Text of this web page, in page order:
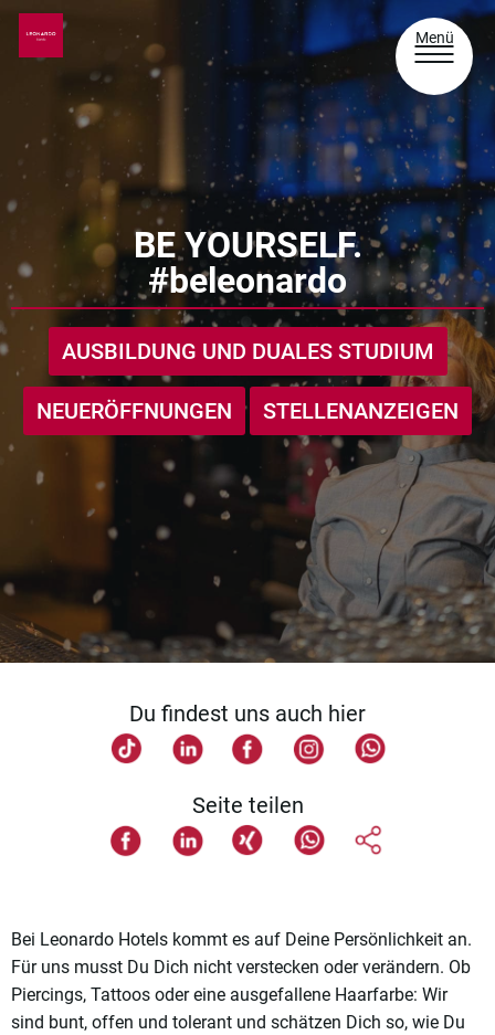
Menü
BE YOURSELF.
#beleonardo
AUSBILDUNG UND DUALES STUDIUM
NEUERÖFFNUNGEN STELLENANZEIGEN
Du findest uns auch hier
Seite teilen
Bei Leonardo Hotels kommt es auf Deine Persönlichkeit an.
Für uns musst Du Dich nicht verstecken oder verändern. Ob
Piercings, Tattoos oder eine ausgefallene Haarfarbe: Wir
sind bunt, offen und tolerant und schätzen Dich so, wie Du